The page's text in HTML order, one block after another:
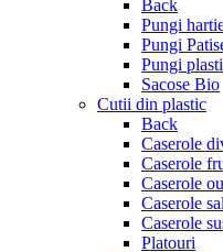
Back
Pungi
Pungi
Pungi
Sacose Bio
Cutii din plastic
Back
Caserole
Caserole
Caserole
Caserole
Caserole
Platouri